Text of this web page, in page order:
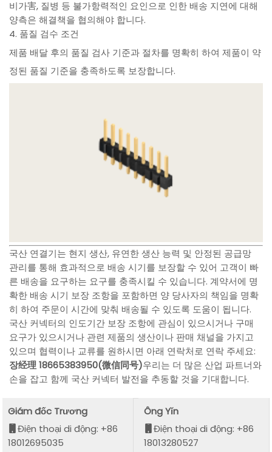
비가害, 질병 등 불가항력적인 요인으로 인한 배송 지연에 대해
양측은 해결책을 협의해야 합니다.
4. 품질 검수 조건
제품 배달 후의 품질 검사 기준과 절차를 명확히 하여 제품이 약
정된 품질 기준을 충족하도록 보장합니다.
국산 연결기는 현지 생산, 유연한 생산 능력 및 안정된 공급망
관리를 통해 효과적으로 배송 시기를 보장할 수 있어 고객이 빠
른 배송을 요구하는 요구를 충족시킬 수 있습니다. 계약서에 명
확한 배송 시기 보장 조항을 포함하면 양 당사자의 책임을 명확
히 하여 주문이 시간에 맞춰 배송될 수 있도록 도움이 됩니다.
국산 커넥터의 인도기간 보장 조항에 관심이 있으시거나 구매
요구가 있으시거나 관련 제품의 생산이나 판매 채널을 가지고
있으며 협력이나 교류를 원하시면 아래 연락처로 연락 주세요:
장经理 18665383950(微信同号)우리는 더 많은 산업 파트너와
손을 잡고 함께 국산 커넥터 발전을 추동할 것을 기대합니다.
Giám đốc Trương
Điện thoại di động: +86
18012695035
Ông Yǐn
Điện thoại di động: +86
18013280527